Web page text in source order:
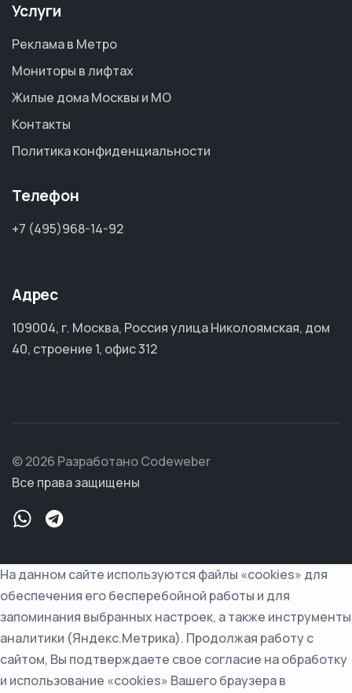
Услуги
Реклама в Метро
Мониторы в лифтах
Жилые дома Москвы и МО
Контакты
Политика конфиденциальности
Телефон
+7 (495)968-14-92
Адрес
109004, г. Москва, Россия улица Николоямская, дом
40, строение 1, офис 312
© 2026 Разработано Codeweber
Все права защищены
На данном сайте используются файлы «cookies» для
обеспечения его бесперебойной работы и для
запоминания выбранных настроек, а также инструменты
аналитики (Яндекс.Метрика). Продолжая работу с
сайтом, Вы подтверждаете свое согласие на обработку
и использование «cookies» Вашего браузера в